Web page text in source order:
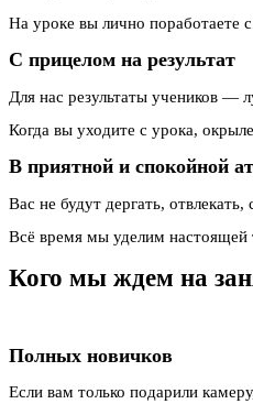
На уроке вы лично поработаете
С прицелом на результат
Для нас результаты учеников —
Когда вы уходите с урока,
В приятной и спокойной
Вас не будут дергать,
Всё время мы уделим настоящей
Кого мы ждем на
Полных новичков
Если вам только подарили